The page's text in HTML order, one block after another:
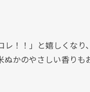
！！」と嬉しくな
かのやさしい香りも